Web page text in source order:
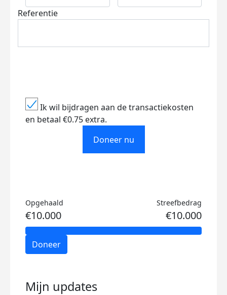
Referentie
Ik wil bijdragen aan de transactiekosten
en betaal €0.75 extra.
Doneer nu
Opgehaald
€10.000
Streefbedrag
€10.000
Doneer
Mijn updates